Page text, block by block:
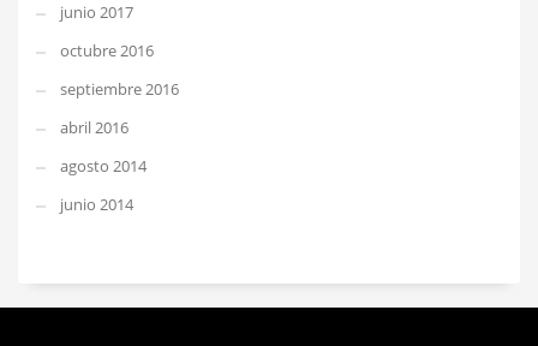
junio 2017
octubre 2016
septiembre 2016
abril 2016
agosto 2014
junio 2014